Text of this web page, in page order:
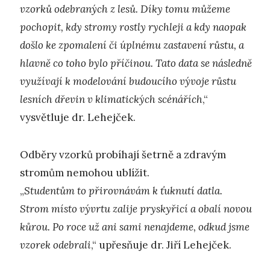
vzorků odebraných z lesů. Díky tomu můžeme
pochopit, kdy stromy rostly rychleji a kdy naopak
došlo ke zpomalení či úplnému zastavení růstu, a
hlavně co toho bylo příčinou. Tato data se následně
využívají k modelování budoucího vývoje růstu
lesních dřevin v klimatických scénářích,“
vysvětluje dr. Lehejček.
Odběry vzorků probíhají šetrně a zdravým
stromům nemohou ublížit.
„Studentům to přirovnávám k ťuknutí datla.
Strom místo vývrtu zalije pryskyřicí a obalí novou
kůrou. Po roce už ani sami nenajdeme, odkud jsme
vzorek odebrali,“ upřesňuje dr. Jiří Lehejček.